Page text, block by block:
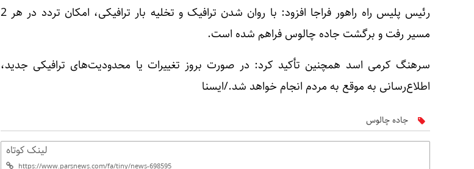
رئیس پلیس راه راهور فراجا افزود: با روان شدن ترافیک و تخلیه بار ترافیکی، امکان تردد در هر 2
مسیر رفت و برگشت جاده چالوس فراهم شده است.
سرهنگ کرمی اسد همچنین تأکید کرد: در صورت بروز تغییرات یا محدودیت‌های ترافیکی جدید،
اطلاع‌رسانی به موقع به مردم انجام خواهد شد./ایسنا
جاده چالوس
لینک کوتاه